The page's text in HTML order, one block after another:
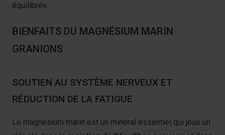
équilibrée.
BIENFAITS DU MAGNÉSIUM MARIN
GRANIONS
SOUTIEN AU SYSTÈME NERVEUX ET
RÉDUCTION DE LA FATIGUE
Le magnésium marin est un minéral essentiel qui joue un